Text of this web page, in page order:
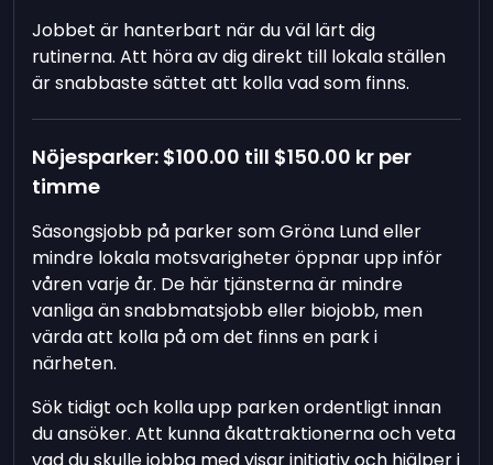
Jobbet är hanterbart när du väl lärt dig
rutinerna. Att höra av dig direkt till lokala ställen
är snabbaste sättet att kolla vad som finns.
Nöjesparker: $100.00 till $150.00 kr per
timme
Säsongsjobb på parker som Gröna Lund eller
mindre lokala motsvarigheter öppnar upp inför
våren varje år. De här tjänsterna är mindre
vanliga än snabbmatsjobb eller biojobb, men
värda att kolla på om det finns en park i
närheten.
Sök tidigt och kolla upp parken ordentligt innan
du ansöker. Att kunna åkattraktionerna och veta